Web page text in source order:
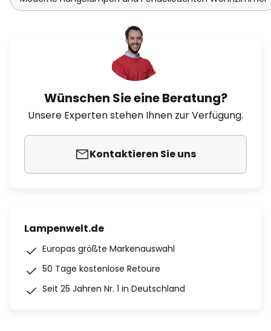
Wünschen Sie eine Beratung?
Unsere Experten stehen Ihnen zur Verfügung.
Kontaktieren Sie uns
Lampenwelt.de
Europas größte Markenauswahl
50 Tage kostenlose Retoure
Seit 25 Jahren Nr. 1 in Deutschland